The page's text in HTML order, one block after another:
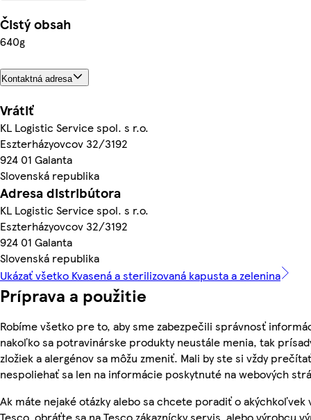
Čistý obsah
640g
Kontaktná adresa
Vrátiť
KL Logistic Service spol. s r.o.
Eszterházyovcov 32/3192
924 01 Galanta
Slovenská republika
Adresa distribútora
KL Logistic Service spol. s r.o.
Eszterházyovcov 32/3192
924 01 Galanta
Slovenská republika
Ukázať všetko Kvasená a sterilizovaná kapusta a zelenina
Príprava a použitie
Robíme všetko pre to, aby sme zabezpečili správnosť
nakoľko sa potravinárske produkty neustále menia, tak
zložiek a alergénov sa môžu zmeniť. Mali by ste si vždy
nespoliehať sa len na informácie poskytnuté na webových
Ak máte nejaké otázky alebo sa chcete poradiť o akýchkoľvek